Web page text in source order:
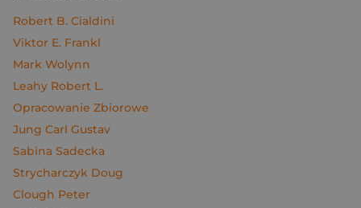
Robert B. Cialdini
Viktor E. Frankl
Mark Wolynn
Leahy Robert L.
Opracowanie Zbiorowe
Jung Carl Gustav
Sabina Sadecka
Strycharczyk Doug
Clough Peter